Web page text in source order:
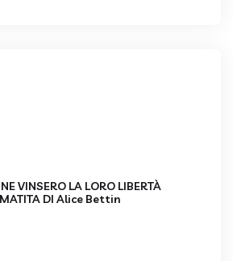
VINSERO LA LORO LIBERTÀ
DI Alice Bettin